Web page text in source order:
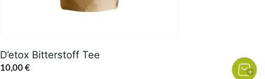
D’etox Bitterstoff Tee
10,00€